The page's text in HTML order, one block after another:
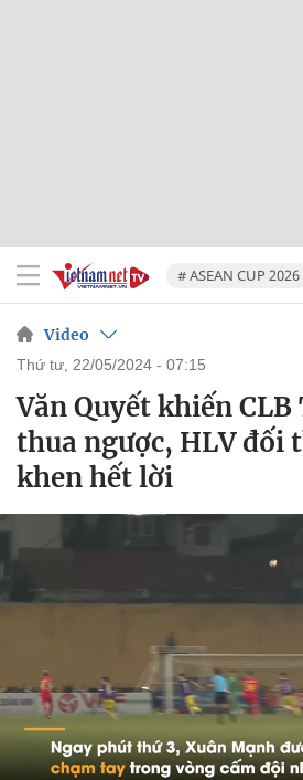
# ASEAN CUP 2026
Video
thứ tư, 22/05/2024 - 07:15
Văn Quyết khiến
thua ngược, HLV đối
khen hết lời